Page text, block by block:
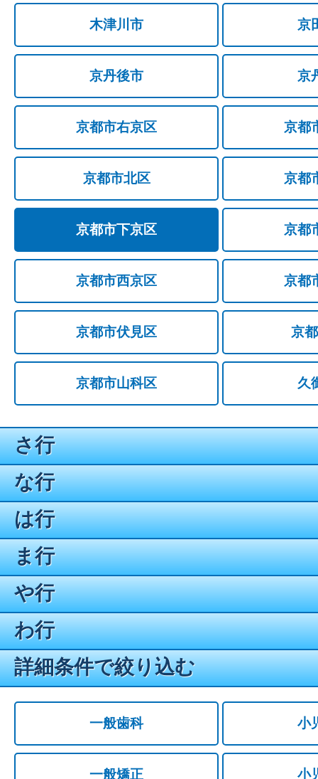
木津川市 京
京丹後市 京
京都市右京区 京都
京都市北区 京都
京都市下京区 京都
京都市西京区 京都
京都市伏見区 京
京都市山科区 久
さ行
な行
は行
ま行
や行
わ行
詳細条件で絞り込む
一般歯科 小
一般矯正 小